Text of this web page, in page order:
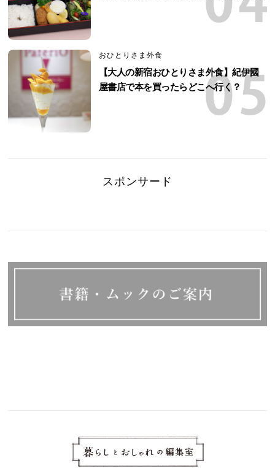
おひとりさま外食
【大人の新宿おひとりさま外食】紀伊國
屋書店で本を買ったらどこへ行く？
スポンサード